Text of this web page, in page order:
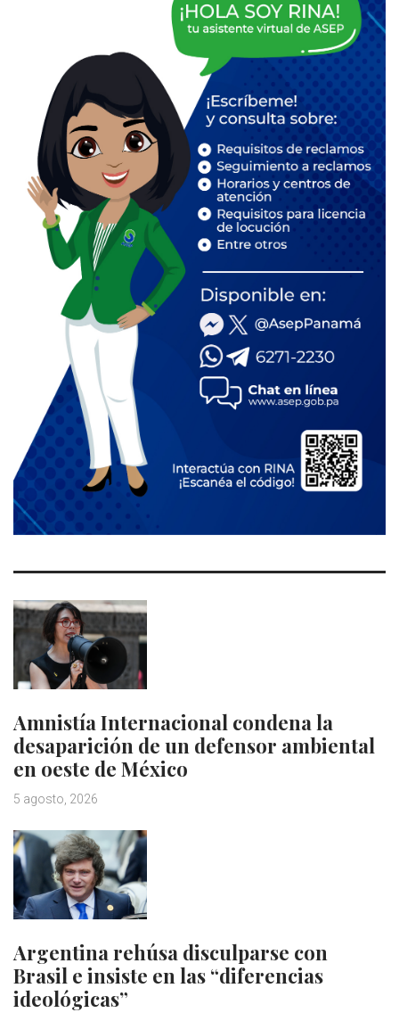
Amnistía Internacional condena la
desaparición de un defensor ambiental
en oeste de México
5 agosto, 2026
Argentina rehúsa disculparse con
Brasil e insiste en las “diferencias
ideológicas”